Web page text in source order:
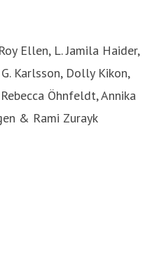
Ellen, L. Jamila Haider,
Karlsson, Dolly Kikon,
Öhnfeldt, Annika
& Rami Zurayk